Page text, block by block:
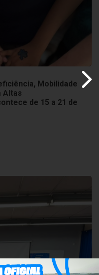
Mobilidade
Altas
de 15 a 21 de